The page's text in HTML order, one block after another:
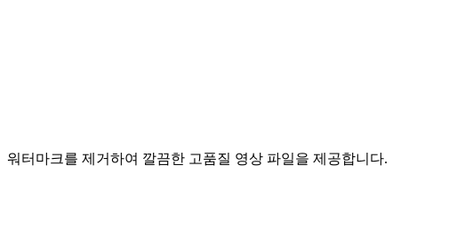
워터마크를 제거하여 깔끔한 고품질 영상 파일을 제공합니다.